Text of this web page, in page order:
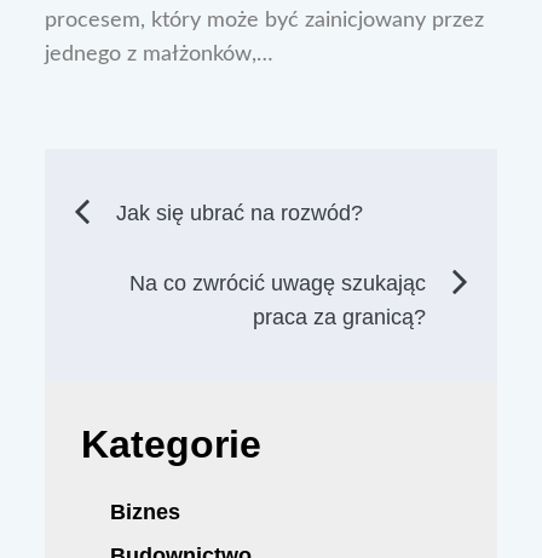
procesem, który może być zainicjowany przez
jednego z małżonków,…
Nawigacja
wpisu
Jak się ubrać na rozwód?
Na co zwrócić uwagę szukając
praca za granicą?
Kategorie
Biznes